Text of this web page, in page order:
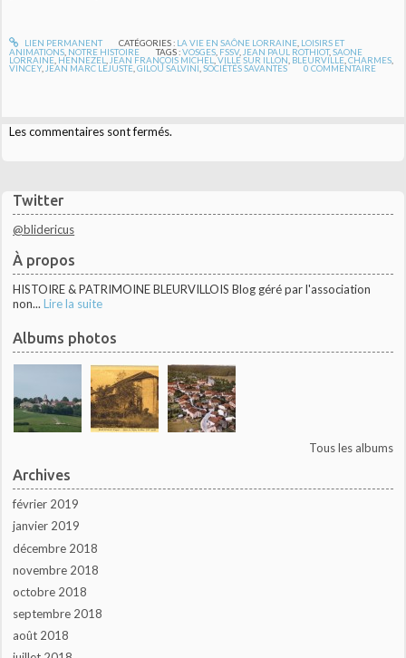
Twitter
@blidericus
À propos
HISTOIRE & PATRIMOINE BLEURVILLOIS Blog géré par l'association
non... Lire la suite
Albums photos
Tous les albums
Archives
février 2019
janvier 2019
décembre 2018
novembre 2018
octobre 2018
septembre 2018
août 2018
LIEN PERMANENT CATÉGORIES : LA VIE EN SAÔNE LORRAINE, LOISIRS ET
ANIMATIONS NOTRE HISTOIRE TAGS :VOSGES FSSV, JEAN PAUL ROTHIOT,SAONE
LORRAINE HENNEZEL JEAN FRANÇOIS MICHEL ,VILLE SUR ILLON BLEURVILLE ,CHARMES
VINCEY, JEAN MARC LEJUSTE ,GILOU SALVINI ,SOCIÉTÉS SAVANTES 0 COMMENTAIRE
Les commentaires sont fermés.